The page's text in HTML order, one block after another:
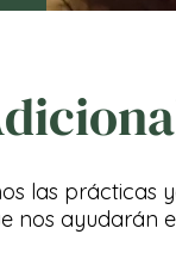
las prácticas
nos